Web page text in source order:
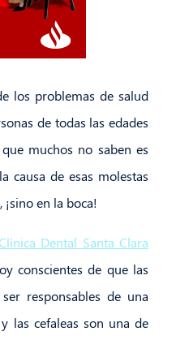
los problemas de salud
de todas las edades
muchos no saben es
causa de esas molestas
¡sino en la boca!
Dental Santa Clara
conscientes de que las
responsables de una
las cefaleas son una de